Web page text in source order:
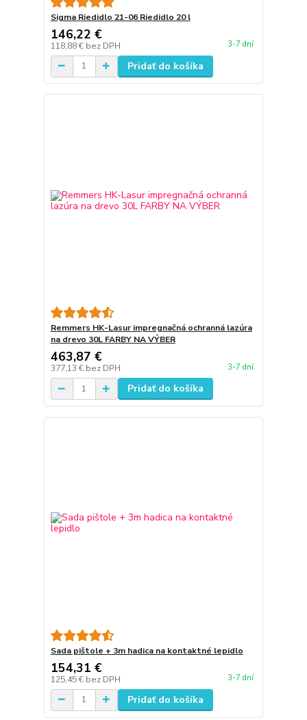
Sigma Riedidlo 21-06 Riedidlo 20 l
146,22 €
118,88 € bez DPH 3-7 dní
Pridať do košíka
Remmers HK-Lasur impregnačná ochranná lazúra
na drevo 30L FARBY NA VÝBER
463,87 €
377,13 € bez DPH 3-7 dní
Pridať do košíka
Sada pištole + 3m hadica na kontaktné lepidlo
154,31 €
125,45 € bez DPH 3-7 dní
Pridať do košíka